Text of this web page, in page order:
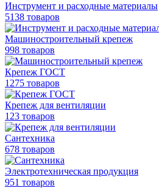
Инструмент и расходные материалы
5138 товаров
Машиностроительный крепеж
998 товаров
Крепеж ГОСТ
1275 товаров
Крепеж для вентиляции
123 товаров
Сантехника
678 товаров
Электротехническая продукция
951 товаров